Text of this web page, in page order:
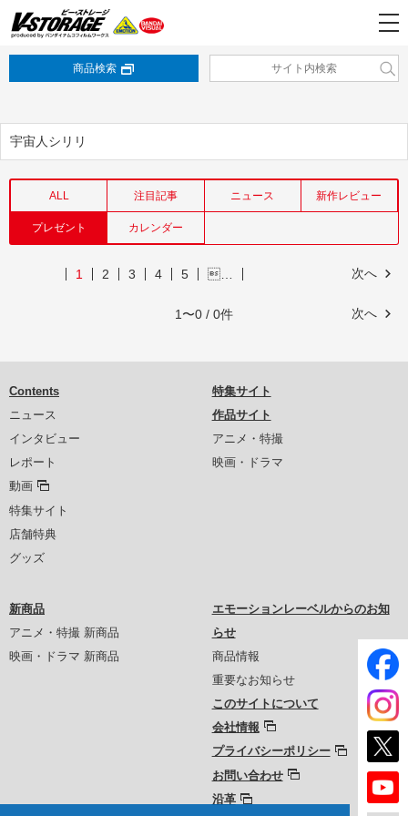
商品検索
宇宙人シリリ
ALL 注目記事 ニュース 新作レビュー
プレゼント カレンダー
次へ
1 2 3 4 5 …
次へ
1〜0 / 0件
Contents
ニュース
インタビュー
レポート
動画
特集サイト
店舗特典
グッズ
特集サイト
作品サイト
アニメ・特撮
映画・ドラマ
新商品
アニメ・特撮 新商品
映画・ドラマ 新商品
エモーションレーベルからのお知
らせ
商品情報
重要なお知らせ
このサイトについて
会社情報
プライバシーポリシー
お問い合わせ
沿革